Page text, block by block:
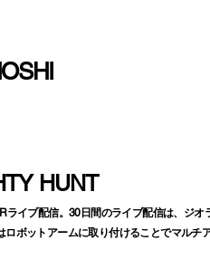
HUNT
ライブ配信。30日間のライブ配信は、ジ
ボットアームに取り付けることでマルチ